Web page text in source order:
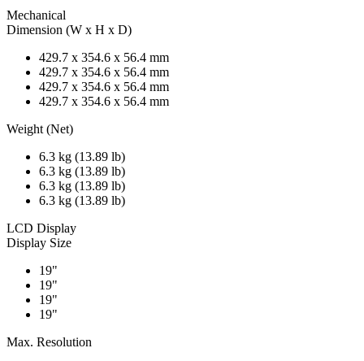
Mechanical
Dimension (W x H x D)
429.7 x 354.6 x 56.4 mm
429.7 x 354.6 x 56.4 mm
429.7 x 354.6 x 56.4 mm
429.7 x 354.6 x 56.4 mm
Weight (Net)
6.3 kg (13.89 lb)
6.3 kg (13.89 lb)
6.3 kg (13.89 lb)
6.3 kg (13.89 lb)
LCD Display
Display Size
19"
19"
19"
19"
Max. Resolution